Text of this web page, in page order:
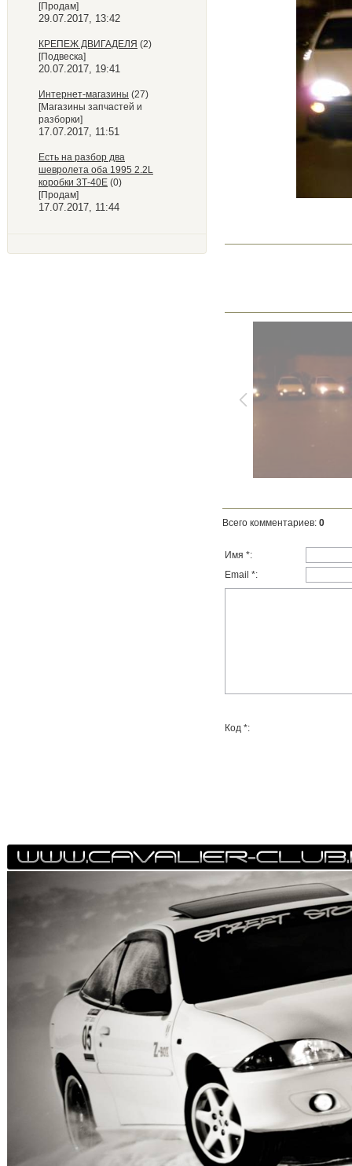
[Продам]
29.07.2017, 13:42
КРЕПЕЖ ДВИГАДЕЛЯ (2)
[Подвеска]
20.07.2017, 19:41
Интернет-магазины (27)
[Магазины запчастей и
разборки]
17.07.2017, 11:51
Есть на разбор два
шевролета оба 1995 2.2L
коробки 3Т-40Е (0)
[Продам]
17.07.2017, 11:44
Всего комментариев: 0
Имя *:
Email *:
Код *: